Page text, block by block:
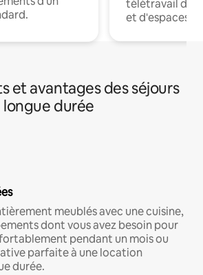
télétravail
et d'espaces
et avantages des séjours
longue durée
meublés avec une cuisine,
dont vous avez besoin pour
pendant un mois ou
parfaite à une location
durée.